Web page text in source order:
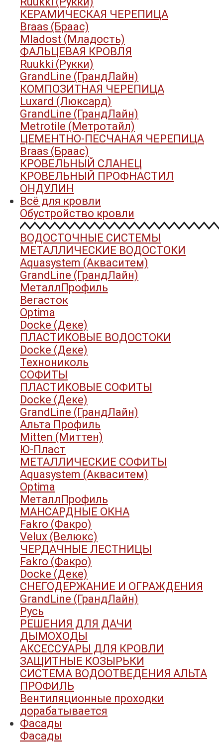
КЕРАМИЧЕСКАЯ ЧЕРЕПИЦА
Braas (Браас)
Mladost (Младость)
ФАЛЬЦЕВАЯ КРОВЛЯ
Ruukki (Рукки)
GrandLine (ГрандЛайн)
КОМПОЗИТНАЯ ЧЕРЕПИЦА
Luxard (Люксард)
GrandLine (ГрандЛайн)
Metrotile (Метротайл)
ЦЕМЕНТНО-ПЕСЧАНАЯ ЧЕРЕПИЦА
Braas (Браас)
КРОВЕЛЬНЫЙ СЛАНЕЦ
КРОВЕЛЬНЫЙ ПРОФНАСТИЛ
ОНДУЛИН
Всё для кровли
Обустройство кровли
ВОДОСТОЧНЫЕ СИСТЕМЫ
МЕТАЛЛИЧЕСКИЕ ВОДОСТОКИ
Aquasystem (Акваситем)
GrandLine (ГрандЛайн)
МеталлПрофиль
Вегасток
Optima
Docke (Деке)
ПЛАСТИКОВЫЕ ВОДОСТОКИ
Docke (Деке)
Технониколь
СОФИТЫ
ПЛАСТИКОВЫЕ СОФИТЫ
Docke (Деке)
GrandLine (ГрандЛайн)
Альта Профиль
Mitten (Миттен)
Ю-Пласт
МЕТАЛЛИЧЕСКИЕ СОФИТЫ
Aquasystem (Акваситем)
Optima
МеталлПрофиль
МАНСАРДНЫЕ ОКНА
Fakro (Факро)
Velux (Велюкс)
ЧЕРДАЧНЫЕ ЛЕСТНИЦЫ
Fakro (Факро)
Docke (Деке)
СНЕГОДЕРЖАНИЕ И ОГРАЖДЕНИЯ
GrandLine (ГрандЛайн)
Русь
РЕШЕНИЯ ДЛЯ ДАЧИ
ДЫМОХОДЫ
АКСЕССУАРЫ ДЛЯ КРОВЛИ
ЗАЩИТНЫЕ КОЗЫРЬКИ
СИСТЕМА ВОДООТВЕДЕНИЯ АЛЬТА
ПРОФИЛЬ
Вентиляционные проходки
дорабатывается
Фасады
Фасады